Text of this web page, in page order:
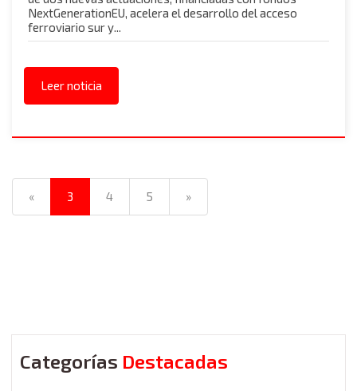
NextGenerationEU, acelera el desarrollo del acceso
ferroviario sur y...
Leer noticia
« 3 4 5 »
Categorías Destacadas